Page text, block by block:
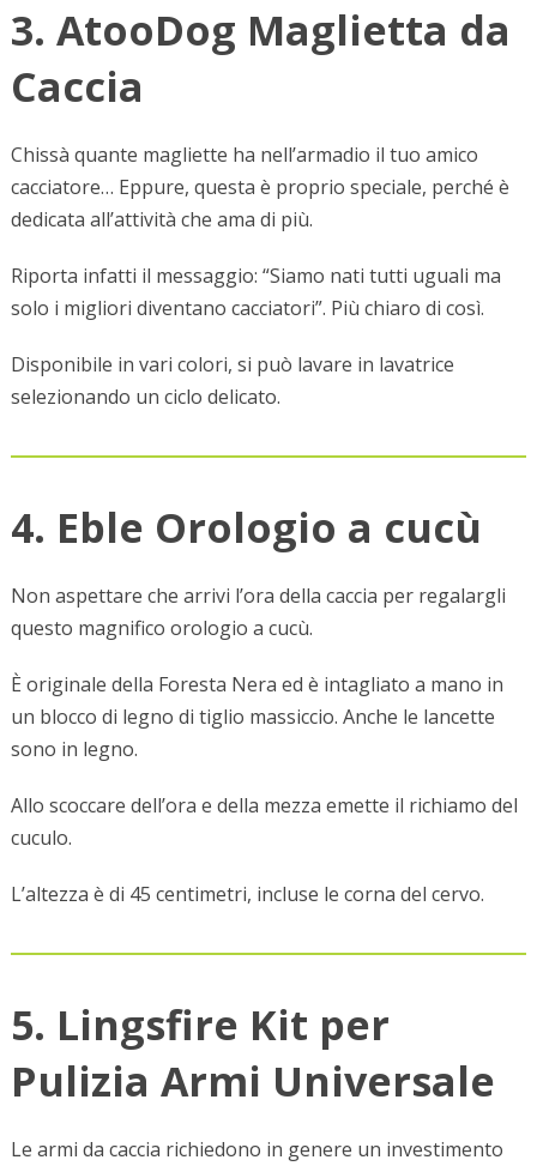
3. AtooDog Maglietta da
Caccia
Chissà quante magliette ha nell’armadio il tuo amico
cacciatore… Eppure, questa è proprio speciale, perché è
dedicata all’attività che ama di più.
Riporta infatti il messaggio: “Siamo nati tutti uguali ma
solo i migliori diventano cacciatori”. Più chiaro di così.
Disponibile in vari colori, si può lavare in lavatrice
selezionando un ciclo delicato.
4. Eble Orologio a cucù
Non aspettare che arrivi l’ora della caccia per regalargli
questo magnifico orologio a cucù.
È originale della Foresta Nera ed è intagliato a mano in
un blocco di legno di tiglio massiccio. Anche le lancette
sono in legno.
Allo scoccare dell’ora e della mezza emette il richiamo del
cuculo.
L’altezza è di 45 centimetri, incluse le corna del cervo.
5. Lingsfire Kit per
Pulizia Armi Universale
Le armi da caccia richiedono in genere un investimento